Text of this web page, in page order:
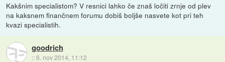
Kakšnim specialistom? V resnici lahko če znaš ločiti zrnje od plev
na kaksnem finančnem forumu dobiš boljše nasvete kot pri teh
kvazi specialistih.
goodrich
::6. nov 2014, 11:12